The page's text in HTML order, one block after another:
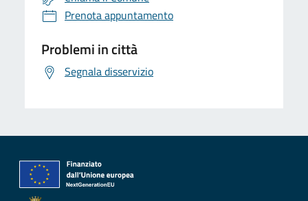
Prenota appuntamento
Problemi in città
Segnala disservizio